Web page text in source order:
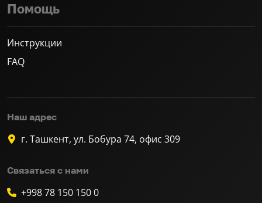
Помощь
Инструкции
FAQ
Наш адрес
г. Ташкент, ул. Бобура 74, офис 309
Связаться с нами
+998 78 150 150 0